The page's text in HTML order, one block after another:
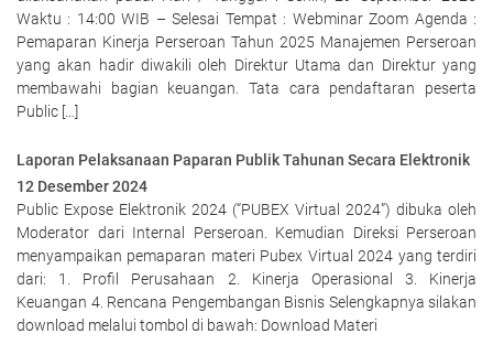
Waktu : 14:00 WIB – Selesai Tempat : Webminar Zoom Agenda :
Pemaparan Kinerja Perseroan Tahun 2025 Manajemen Perseroan
yang akan hadir diwakili oleh Direktur Utama dan Direktur yang
membawahi bagian keuangan. Tata cara pendaftaran peserta
Public […]
Laporan Pelaksanaan Paparan Publik Tahunan Secara Elektronik
12 Desember 2024
Public Expose Elektronik 2024 (“PUBEX Virtual 2024”) dibuka oleh
Moderator dari Internal Perseroan. Kemudian Direksi Perseroan
menyampaikan pemaparan materi Pubex Virtual 2024 yang terdiri
dari: 1. Profil Perusahaan 2. Kinerja Operasional 3. Kinerja
Keuangan 4. Rencana Pengembangan Bisnis Selengkapnya silakan
download melalui tombol di bawah: Download Materi